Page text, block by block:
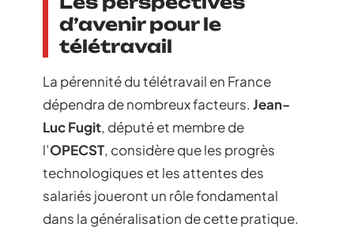
d’avenir pour le
télétravail
La pérennité du télétravail en France
dépendra de nombreux facteurs. Jean-
Luc Fugit, député et membre de
l’OPECST, considère que les progrès
technologiques et les attentes des
salariés joueront un rôle fondamental
dans la généralisation de cette pratique.